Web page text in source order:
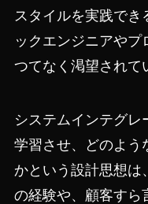
スタイルを実践でき
ックエンジニアや
つてなく渇望されて
システムインテグレ
学習させ、どのよう
かという設計思想は
の経験や、顧客すら